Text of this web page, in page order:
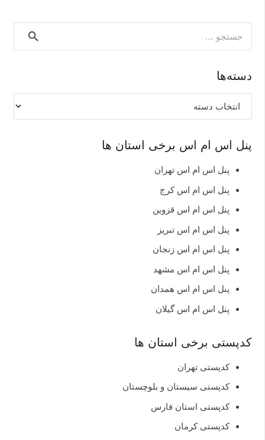
دسته‌ها
دسته‌ها
پنل اس ام اس برخی استان ها
پنل اس ام اس تهران
پنل اس ام اس کرج
پنل اس ام اس قزوین
پنل اس ام اس تبریز
پنل اس ام اس زنجان
پنل اس ام اس مشهد
پنل اس ام اس همدان
پنل اس ام اس گیلان
کدپستی برخی استان ها
کدپستی تهران
کدپستی سیستان و بلوچستان
کدپستی استان فارس
کدپستی کرمان